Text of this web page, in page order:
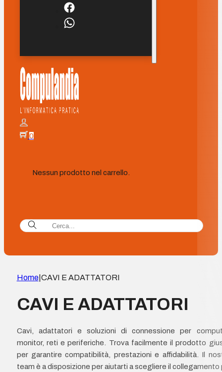
0
Nessun prodotto nel carrello.
Home| CAVI E ADATTATORI
CAVI E ADATTATORI
Cavi, adattatori e soluzioni di connessione per
monitor, reti e periferiche. Trova facilmente il prodotto
per garantire compatibilità, prestazioni e affidabilità. Il
team è a disposizione per aiutarti a scegliere il collegamento